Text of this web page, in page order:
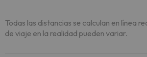
Todas las distancias se calculan en línea
de viaje en la realidad pueden variar.